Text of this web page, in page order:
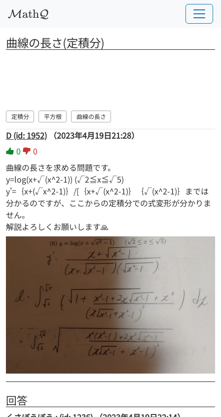
MathQ
曲線の長さ(定積分)
定積分 平方根 曲線の長さ
D (id: 1952)
（2023年4月19日21:28）
0
0
曲線の長さを求める問題です。
y=log(x+√(x^2-1)) (√2≦x≦√5)
y'=｛x+(√x^2-1)｝/[｛x+√(x^2-1)｝｛√(x^2-1)｝までは
分かるのですが、ここからの定積分での式変形が分かりま
せん。
解説よろしくお願いします🙏
回答